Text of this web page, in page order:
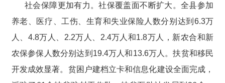
社会保障更加有力。社保覆盖面不断扩大。全县参加
养老、医疗、工伤、生育和失业保险人数分别达到6.3万
人、4.8万人、2.2万人、2.4万人和1.8万人，新农合和新
农保参保人数分别达到19.4万人和13.6万人。扶贫和移民
开发成效显著。贫困户建档立卡和信息化建设全面完成，